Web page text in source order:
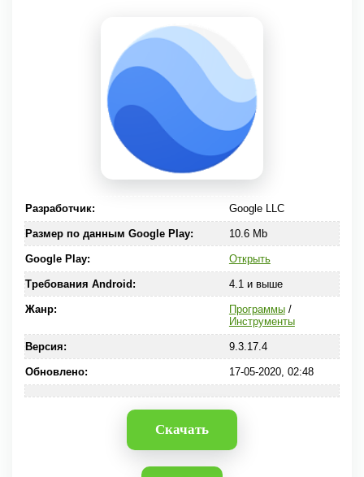
Разработчик: Google LLC
Размер по данным Google Play: 10.6 Mb
Google Play: Открыть
Требования Android: 4.1 и выше
Жанр: Программы/
Инструменты
Версия: 9.3.17.4
Обновлено: 17-05-2020, 02:48
Скачать